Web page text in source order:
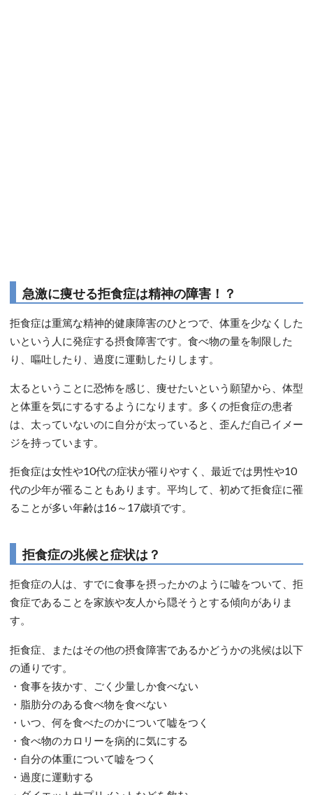
急激に痩せる拒食症は精神の障害！？
拒食症は重篤な精神的健康障害のひとつで、体重を少なくした
いという人に発症する摂食障害です。食べ物の量を制限した
り、嘔吐したり、過度に運動したりします。
太るということに恐怖を感じ、痩せたいという願望から、体型
と体重を気にするするようになります。多くの拒食症の患者
は、太っていないのに自分が太っていると、歪んだ自己イメー
ジを持っています。
拒食症は女性や10代の症状が罹りやすく、最近では男性や10
代の少年が罹ることもあります。平均して、初めて拒食症に罹
ることが多い年齢は16～17歳頃です。
拒食症の兆候と症状は？
拒食症の人は、すでに食事を摂ったかのように嘘をついて、拒
食症であることを家族や友人から隠そうとする傾向がありま
す。
拒食症、またはその他の摂食障害であるかどうかの兆候は以下
の通りです。
・食事を抜かす、ごく少量しか食べない
・脂肪分のある食べ物を食べない
・いつ、何を食べたのかについて嘘をつく
・食べ物のカロリーを病的に気にする
・自分の体重について嘘をつく
・過度に運動する